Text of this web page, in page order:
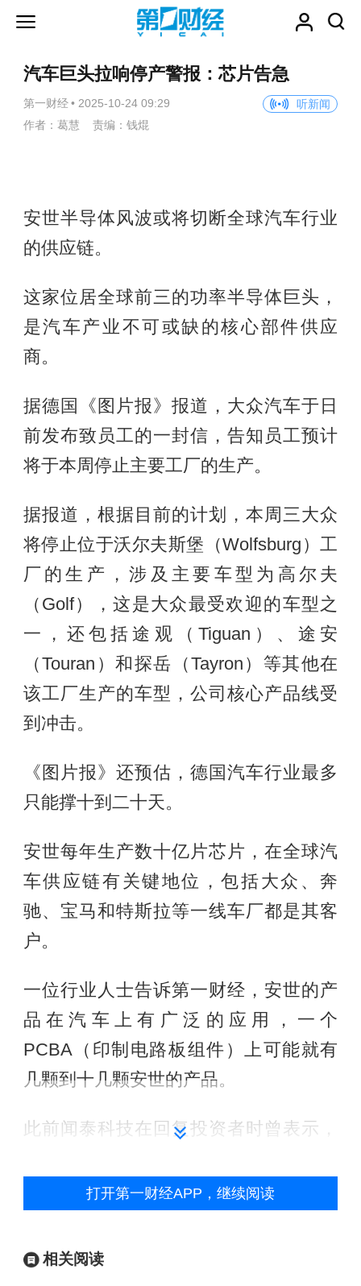
汽车巨头拉响停产警报：芯片告急
第一财经 • 2025-10-24 09:29
听新闻
作者：葛慧 责编：钱焜
安世半导体风波或将切断全球汽车行业
的供应链。
这家位居全球前三的功率半导体巨头，
是汽车产业不可或缺的核心部件供应
商。
据德国《图片报》报道，大众汽车于日
前发布致员工的一封信，告知员工预计
将于本周停止主要工厂的生产。
据报道，根据目前的计划，本周三大众
将停止位于沃尔夫斯堡（Wolfsburg）工
厂的生产，涉及主要车型为高尔夫
（Golf），这是大众最受欢迎的车型之
一，还包括途观（Tiguan）、途安
（Touran）和探岳（Tayron）等其他在
该工厂生产的车型，公司核心产品线受
到冲击。
《图片报》还预估，德国汽车行业最多
只能撑十到二十天。
安世每年生产数十亿片芯片，在全球汽
车供应链有关键地位，包括大众、奔
驰、宝马和特斯拉等一线车厂都是其客
户。
一位行业人士告诉第一财经，安世的产
品在汽车上有广泛的应用，一个
PCBA（印制电路板组件）上可能就有
几颗到十几颗安世的产品。
此前闻泰科技在回复投资者时曾表示，
司芯片约400颗，在当时电动车已有客户
大众汽车并非个例，欧美和日本的汽车
打开第一财经APP，继续阅读
相关阅读